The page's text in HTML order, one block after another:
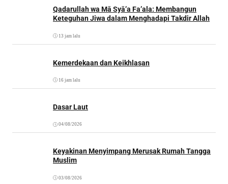
Qadarullah wa Mā Syā’a Fa’ala: Membangun
Keteguhan Jiwa dalam Menghadapi Takdir Allah
13 jam lalu
Kemerdekaan dan Keikhlasan
16 jam lalu
Dasar Laut
04/08/2026
Keyakinan Menyimpang Merusak Rumah Tangga
Muslim
03/08/2026